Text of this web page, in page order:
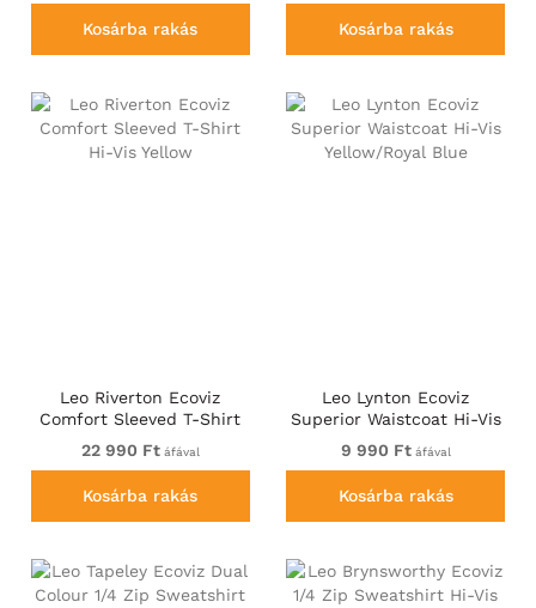
Kosárba rakás Kosárba rakás
Leo Riverton Ecoviz
Comfort Sleeved T-Shirt
Hi-Vis Yellow
22 990 Ftáfával
Kosárba rakás
Leo Lynton Ecoviz
Superior Waistcoat Hi-Vis
Yellow/Royal Blue
9 990 Ftáfával
Kosárba rakás